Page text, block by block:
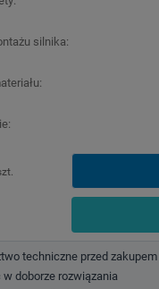
silnika:
techniczne przed zakupem
w doborze rozwiązania